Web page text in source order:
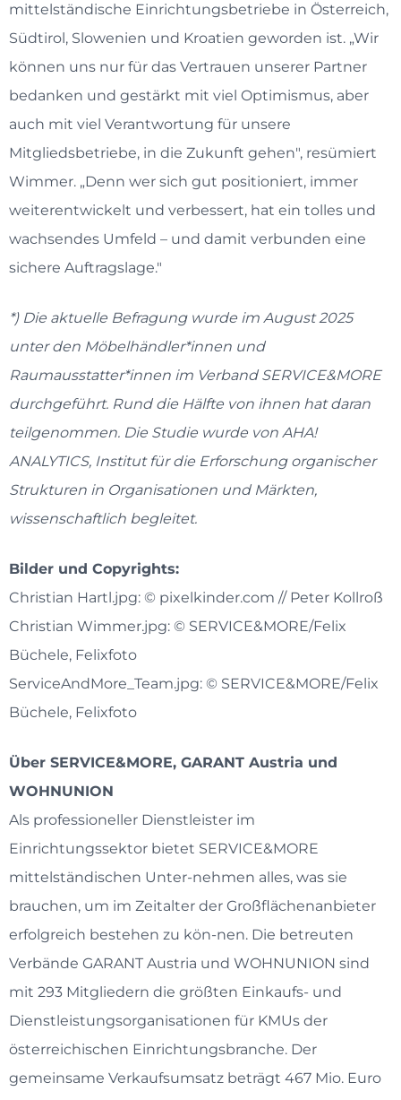
mittelständische Einrichtungsbetriebe in Österreich,
Südtirol, Slowenien und Kroatien geworden ist. „Wir
können uns nur für das Vertrauen unserer Partner
bedanken und gestärkt mit viel Optimismus, aber
auch mit viel Verantwortung für unsere
Mitgliedsbetriebe, in die Zukunft gehen", resümiert
Wimmer. „Denn wer sich gut positioniert, immer
weiterentwickelt und verbessert, hat ein tolles und
wachsendes Umfeld – und damit verbunden eine
sichere Auftragslage."
*) Die aktuelle Befragung wurde im August 2025
unter den Möbelhändler*innen und
Raumausstatter*innen im Verband SERVICE&MORE
durchgeführt. Rund die Hälfte von ihnen hat daran
teilgenommen. Die Studie wurde von AHA!
ANALYTICS, Institut für die Erforschung organischer
Strukturen in Organisationen und Märkten,
wissenschaftlich begleitet.
Bilder und Copyrights:
Christian Hartl.jpg: © pixelkinder.com // Peter Kollroß
Christian Wimmer.jpg: © SERVICE&MORE/Felix
Büchele, Felixfoto
ServiceAndMore_Team.jpg: © SERVICE&MORE/Felix
Büchele, Felixfoto
Über SERVICE&MORE, GARANT Austria und
WOHNUNION
Als professioneller Dienstleister im
Einrichtungssektor bietet SERVICE&MORE
mittelständischen Unter-nehmen alles, was sie
brauchen, um im Zeitalter der Großflächenanbieter
erfolgreich bestehen zu kön-nen. Die betreuten
Verbände GARANT Austria und WOHNUNION sind
mit 293 Mitgliedern die größten Einkaufs- und
Dienstleistungsorganisationen für KMUs der
österreichischen Einrichtungsbranche. Der
gemeinsame Verkaufsumsatz beträgt 467 Mio. Euro